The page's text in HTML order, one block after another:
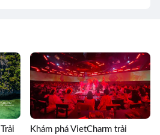
Khám phá VietCharm trải